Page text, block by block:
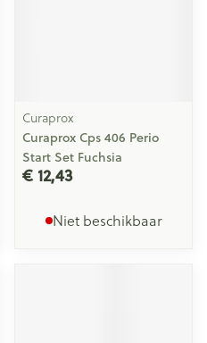
Curaprox
Curaprox Cps 406 Perio
Start Set Fuchsia
€ 12,43
Niet beschikbaar